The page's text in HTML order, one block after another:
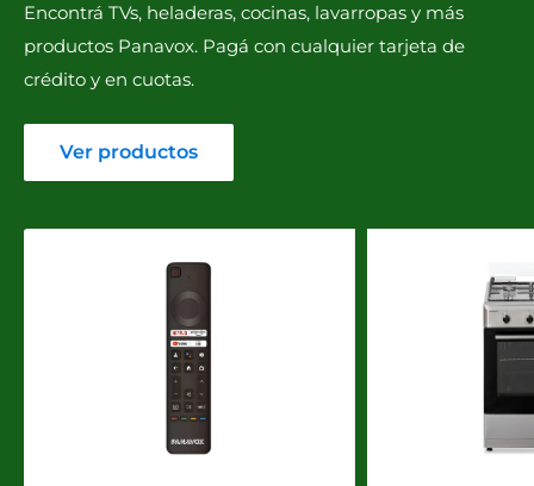
Encontrá TVs, heladeras, cocinas, lavarropas y más
productos Panavox. Pagá con cualquier tarjeta de
crédito y en cuotas.
Ver productos